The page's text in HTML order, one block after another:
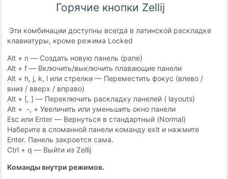
Горячие кнопки Zellij
Эти комбинации доступны всегда в латинской раскладке
клавиатуры, кроме режима Locked
Alt + n — Создать новую панель (pane)
Alt + f — Включить/выключить плавающие панели
Alt + h, j, k, l или стрелки — Переместить фокус (влево /
вниз / вверх / вправо)
Alt + [, ] — Переключить раскладку панелей ( layouts)
Alt + -, + Увеличить или уменьшить окно панели
Esc или Enter — Вернуться в стандартный (Normal)
Наберите в сломанной панели команду exit и нажмите
Enter. Панель закроется сама.
Ctrl + q — Выйти из Zellij
Команды внутри режимов.